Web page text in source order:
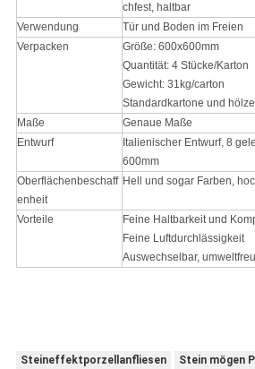
chfest, haltbar
Verwendung
Tür und Boden im Freien
Verpacken
Größe: 600x600mm
Quantität: 4 Stücke/Karton
Gewicht: 31kg/carton
Standardkartone und
Maße
Genaue Maße
Entwurf
Italienischer Entwurf, 8
600mm
Oberflächenbeschaff
enheit
Hell und sogar Farben,
Vorteile
Feine Haltbarkeit und
Feine Luftdurchlässigkeit
Auswechselbar,
Steineffektporzellanfliesen
Stein mögen